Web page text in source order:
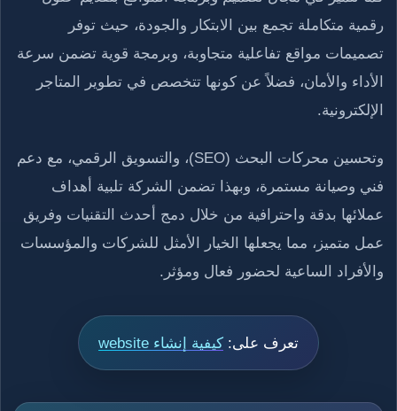
رقمية متكاملة تجمع بين الابتكار والجودة، حيث توفر
تصميمات مواقع تفاعلية متجاوبة، وبرمجة قوية تضمن سرعة
الأداء والأمان، فضلاً عن كونها تتخصص في تطوير المتاجر
الإلكترونية.
وتحسين محركات البحث (SEO)، والتسويق الرقمي، مع دعم
فني وصيانة مستمرة، وبهذا تضمن الشركة تلبية أهداف
عملائها بدقة واحترافية من خلال دمج أحدث التقنيات وفريق
عمل متميز، مما يجعلها الخيار الأمثل للشركات والمؤسسات
والأفراد الساعية لحضور فعال ومؤثر.
تعرف على: كيفية إنشاء website